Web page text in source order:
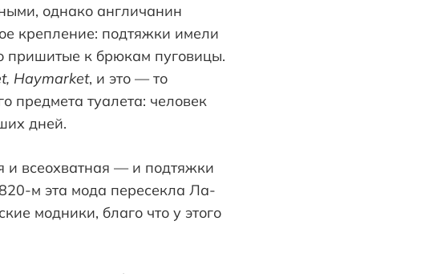
однако англичанин
крепление: подтяжки имели
пришитые к брюкам пуговицы.
, Haymarket, и это — то
предмета туалета: человек
дней.
и всеохватная — и подтяжки
м эта мода пересекла Ла-
модники, благо что у этого